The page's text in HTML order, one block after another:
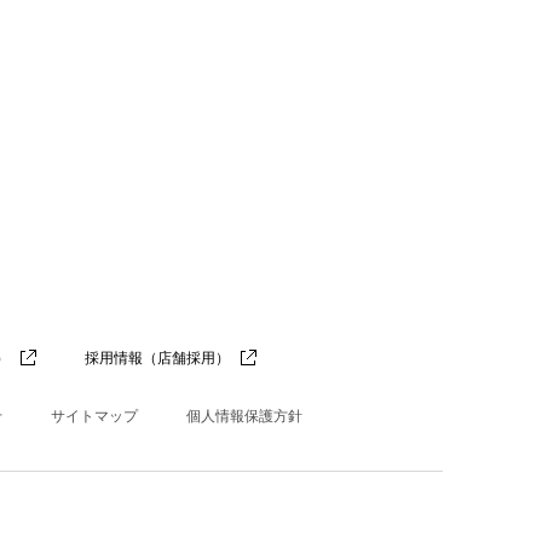
採用情報（店舗採用）
サイトマップ 個人情報保護方針